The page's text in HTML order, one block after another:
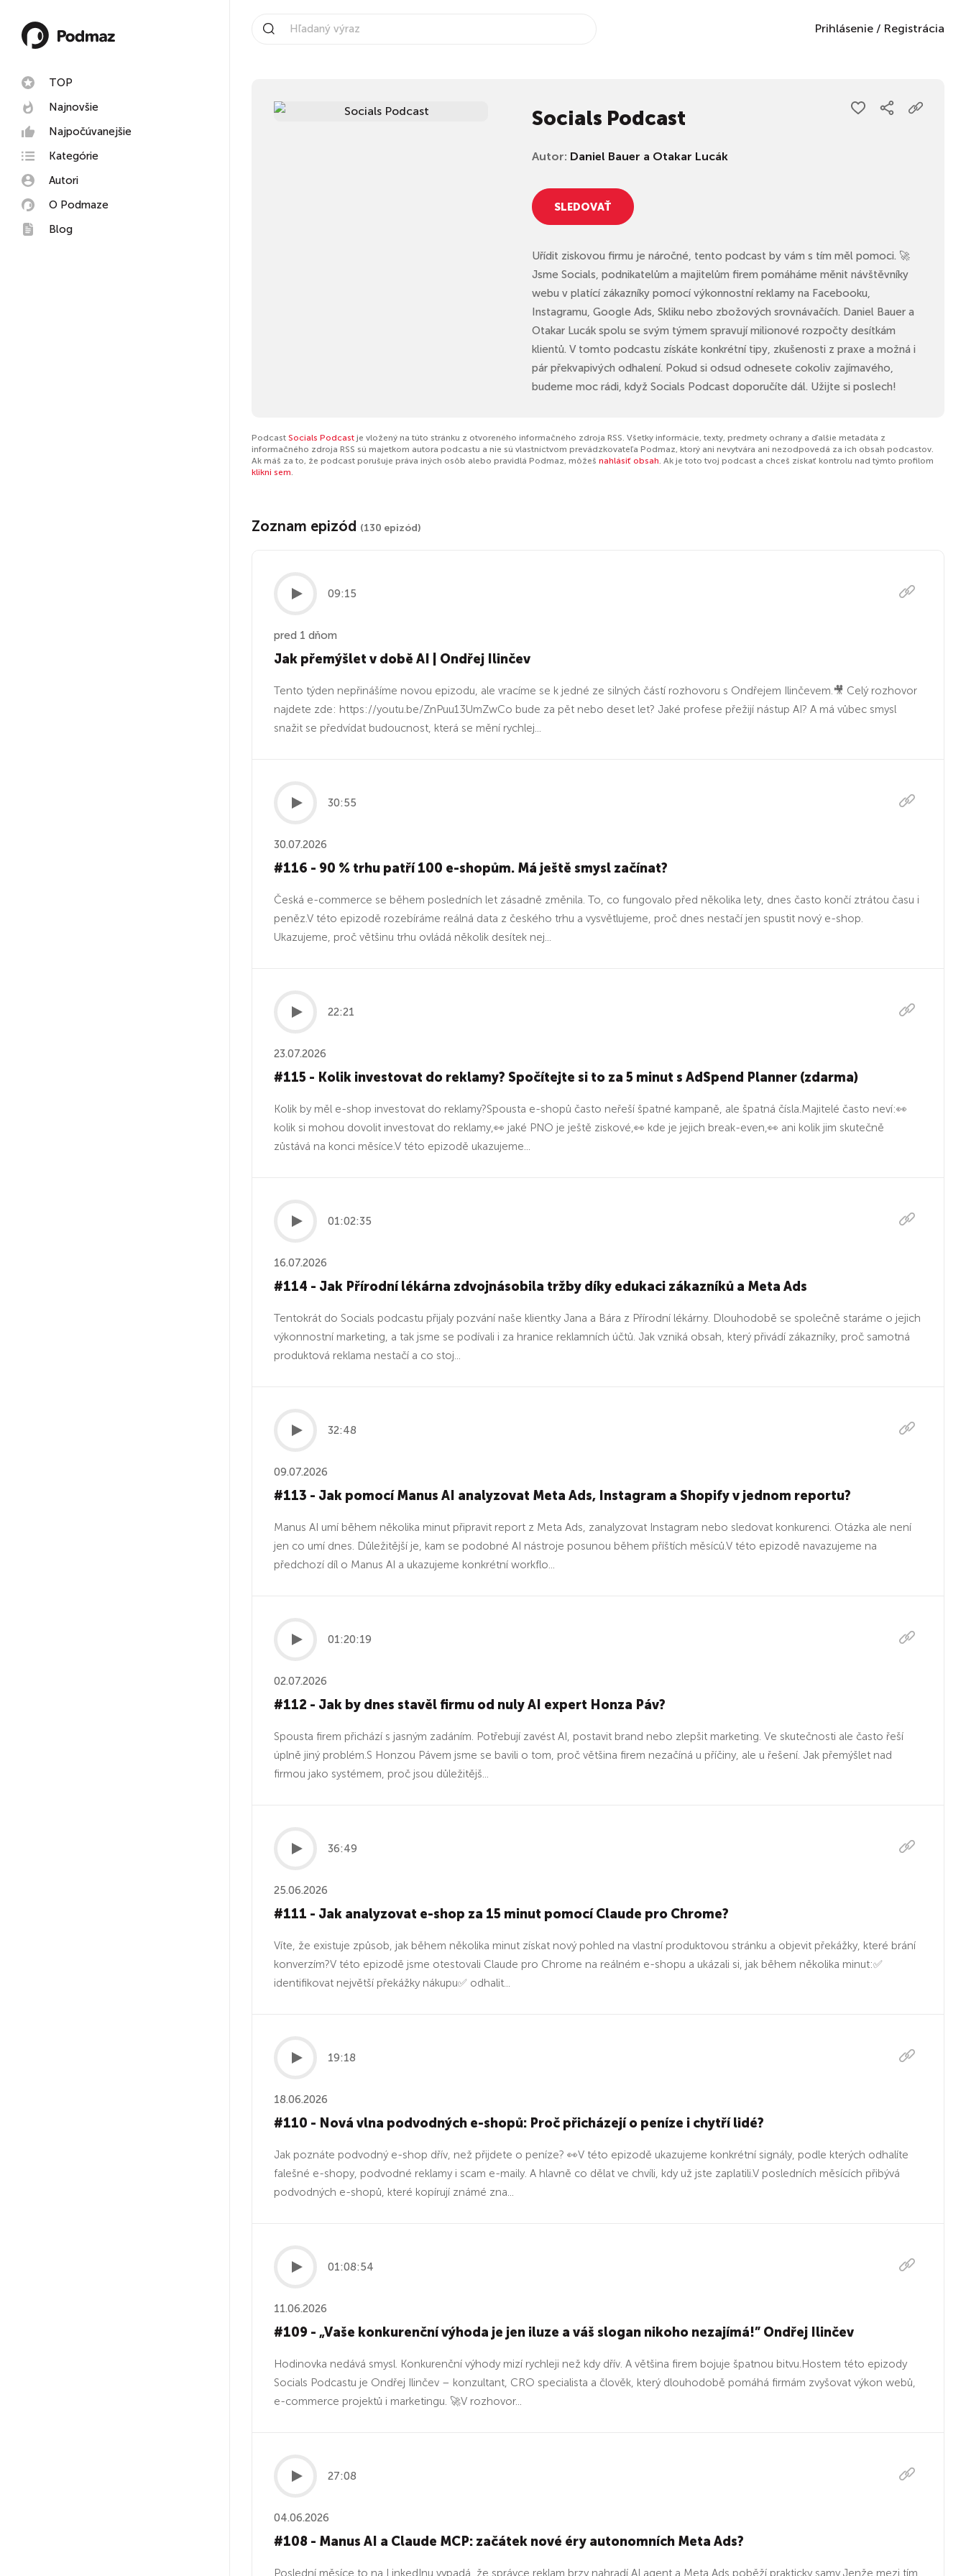
TOP
Najnovšie
Najpočúvanejšie
Kategórie
Autori
O Podmaze
Blog
Prihlásenie / Registrácia
Socials Podcast
Autor: Daniel Bauer a Otakar Lucák
SLEDOVAŤ
Uřídit ziskovou firmu je náročné, tento podcast by vám s tím měl pomoci. 🚀
Jsme Socials, podnikatelům a majitelům firem pomáháme měnit návštěvníky
webu v platící zákazníky pomocí výkonnostní reklamy na Facebooku,
Instagramu, Google Ads, Skliku nebo zbožových srovnávačích. Daniel Bauer a
Otakar Lucák spolu se svým týmem spravují milionové rozpočty desítkám
klientů. V tomto podcastu získáte konkrétní tipy, zkušenosti z praxe a možná i
pár překvapivých odhalení. Pokud si odsud odnesete cokoliv zajímavého,
budeme moc rádi, když Socials Podcast doporučíte dál. Užijte si poslech!
Podcast Socials Podcast je vložený na túto stránku z otvoreného informačného zdroja RSS. Všetky informácie, texty, predmety ochrany a ďalšie metadáta z
informačného zdroja RSS sú majetkom autora podcastu a nie sú vlastníctvom prevádzkovateľa Podmaz, ktorý ani nevytvára ani nezodpovedá za ich obsah podcastov.
Ak máš za to, že podcast porušuje práva iných osôb alebo pravidlá Podmaz, môžeš nahlásiť obsah. Ak je toto tvoj podcast a chceš získať kontrolu nad týmto profilom
klikni sem.
Zoznam epizód (130 epizód)
09:15
pred 1 dňom
Jak přemýšlet v době AI | Ondřej Ilinčev
Tento týden nepřinášíme novou epizodu, ale vracíme se k jedné ze silných částí rozhovoru s Ondřejem Ilinčevem.🎥 Celý rozhovor
najdete zde: https://youtu.be/ZnPuu13UmZwCo bude za pět nebo deset let? Jaké profese přežijí nástup AI? A má vůbec smysl
snažit se předvídat budoucnost, která se mění rychlej...
30:55
30.07.2026
#116 - 90 % trhu patří 100 e-shopům. Má ještě smysl začínat?
Česká e-commerce se během posledních let zásadně změnila. To, co fungovalo před několika lety, dnes často končí ztrátou času i
peněz.V této epizodě rozebíráme reálná data z českého trhu a vysvětlujeme, proč dnes nestačí jen spustit nový e-shop.
Ukazujeme, proč většinu trhu ovládá několik desítek nej...
22:21
23.07.2026
#115 - Kolik investovat do reklamy? Spočítejte si to za 5 minut s AdSpend Planner (zdarma)
Kolik by měl e-shop investovat do reklamy?Spousta e-shopů často neřeší špatné kampaně, ale špatná čísla.Majitelé často neví:👀
kolik si mohou dovolit investovat do reklamy,👀 jaké PNO je ještě ziskové,👀 kde je jejich break-even,👀 ani kolik jim skutečně
zůstává na konci měsíce.V této epizodě ukazujeme...
01:02:35
16.07.2026
#114 - Jak Přírodní lékárna zdvojnásobila tržby díky edukaci zákazníků a Meta Ads
Tentokrát do Socials podcastu přijaly pozvání naše klientky Jana a Bára z Přírodní lékárny. Dlouhodobě se společně staráme o jejich
výkonnostní marketing, a tak jsme se podívali i za hranice reklamních účtů. Jak vzniká obsah, který přivádí zákazníky, proč samotná
produktová reklama nestačí a co stoj...
32:48
09.07.2026
#113 - Jak pomocí Manus AI analyzovat Meta Ads, Instagram a Shopify v jednom reportu?
Manus AI umí během několika minut připravit report z Meta Ads, zanalyzovat Instagram nebo sledovat konkurenci. Otázka ale není
jen co umí dnes. Důležitější je, kam se podobné AI nástroje posunou během příštích měsíců.V této epizodě navazujeme na
předchozí díl o Manus AI a ukazujeme konkrétní workflo...
01:20:19
02.07.2026
#112 - Jak by dnes stavěl firmu od nuly AI expert Honza Páv?
Spousta firem přichází s jasným zadáním. Potřebují zavést AI, postavit brand nebo zlepšit marketing. Ve skutečnosti ale často řeší
úplně jiný problém.S Honzou Pávem jsme se bavili o tom, proč většina firem nezačíná u příčiny, ale u řešení. Jak přemýšlet nad
firmou jako systémem, proč jsou důležitějš...
36:49
25.06.2026
#111 - Jak analyzovat e-shop za 15 minut pomocí Claude pro Chrome?
Víte, že existuje způsob, jak během několika minut získat nový pohled na vlastní produktovou stránku a objevit překážky, které brání
konverzím?V této epizodě jsme otestovali Claude pro Chrome na reálném e-shopu a ukázali si, jak během několika minut:✅
identifikovat největší překážky nákupu✅ odhalit...
19:18
18.06.2026
#110 - Nová vlna podvodných e-shopů: Proč přicházejí o peníze i chytří lidé?
Jak poznáte podvodný e-shop dřív, než přijdete o peníze? 👀V této epizodě ukazujeme konkrétní signály, podle kterých odhalíte
falešné e-shopy, podvodné reklamy i scam e-maily. A hlavně co dělat ve chvíli, kdy už jste zaplatili.V posledních měsících přibývá
podvodných e-shopů, které kopírují známé zna...
01:08:54
11.06.2026
#109 - „Vaše konkurenční výhoda je jen iluze a váš slogan nikoho nezajímá!” Ondřej Ilinčev
Hodinovka nedává smysl. Konkurenční výhody mizí rychleji než kdy dřív. A většina firem bojuje špatnou bitvu.Hostem této epizody
Socials Podcastu je Ondřej Ilinčev – konzultant, CRO specialista a člověk, který dlouhodobě pomáhá firmám zvyšovat výkon webů,
e-commerce projektů i marketingu. 🚀V rozhovor...
27:08
04.06.2026
#108 - Manus AI a Claude MCP: začátek nové éry autonomních Meta Ads?
Poslední měsíce to na LinkedInu vypadá, že správce reklam brzy nahradí AI agent a Meta Ads poběží prakticky samy.Jenže mezi tím,